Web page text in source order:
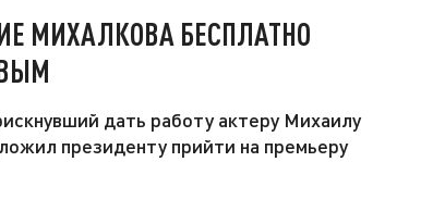
МИХАЛКОВА БЕСПЛАТНО
дать работу актеру Михаилу
президенту прийти на премьеру